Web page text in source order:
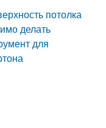
потолка
делать
для